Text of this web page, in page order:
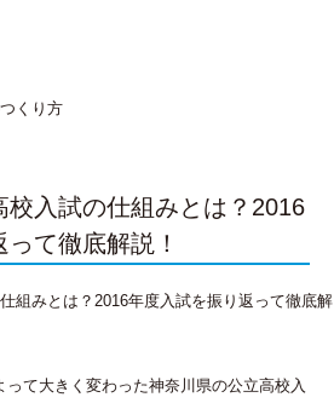
校入試の仕組みとは？2016
て徹底解説！
て大きく変わった神奈川県の公立高校入